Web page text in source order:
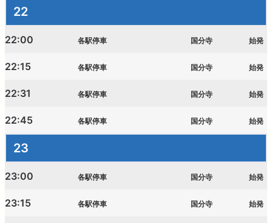
22
22:00 各駅停車 国分寺 始発
22:15 各駅停車 国分寺 始発
22:31 各駅停車 国分寺 始発
22:45 各駅停車 国分寺 始発
23
23:00 各駅停車 国分寺 始発
23:15 各駅停車 国分寺 始発